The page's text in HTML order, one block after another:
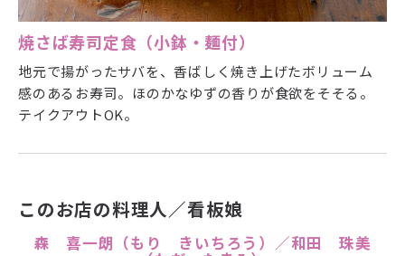
焼さば寿司定食（小鉢・麺付）
地元で揚がったサバを、香ばしく焼き上げたボリューム
感のあるお寿司。ほのかなゆずの香りが食欲をそそる。
テイクアウトOK。
このお店の料理人／看板娘
森 喜一朗（もり きいちろう）／和田 珠美